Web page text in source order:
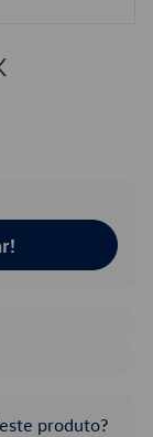
produto?